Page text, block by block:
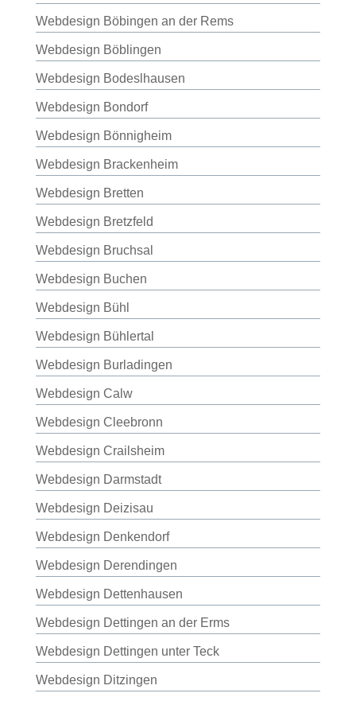
Webdesign Böbingen an der Rems
Webdesign Böblingen
Webdesign Bodeslhausen
Webdesign Bondorf
Webdesign Bönnigheim
Webdesign Brackenheim
Webdesign Bretten
Webdesign Bretzfeld
Webdesign Bruchsal
Webdesign Buchen
Webdesign Bühl
Webdesign Bühlertal
Webdesign Burladingen
Webdesign Calw
Webdesign Cleebronn
Webdesign Crailsheim
Webdesign Darmstadt
Webdesign Deizisau
Webdesign Denkendorf
Webdesign Derendingen
Webdesign Dettenhausen
Webdesign Dettingen an der Erms
Webdesign Dettingen unter Teck
Webdesign Ditzingen